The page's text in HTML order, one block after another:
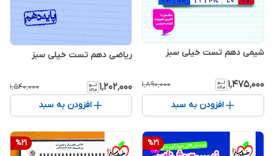
شیمی دهم تست خیلی سبز
۱٬۴۷۵٬۰۰۰ ۱٬۸۹۰٬۰۰۰
افزودن به سبد
ریاضی دهم تست خیلی سبز
۱٬۲۰۲٬۰۰۰ ۱٬۵۴۰٬۰۰۰
افزودن به سبد
%21
%21